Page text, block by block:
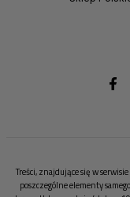
Treści, znajdujące się w
poszczególne elementy